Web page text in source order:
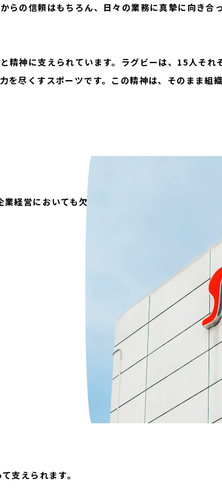
CONTACT US ）
お問い合わせ
お気軽にご相談ください。
皆さまのお力になれるよう尽力いたし
お問い合わせフォームへ
らの信頼はもちろん、日々の業務に真摯に向き合
神に支えられています。ラグビーは、15人それ
を尽くすスポーツです。この精神は、そのまま組
業経営においても欠
支えられます。